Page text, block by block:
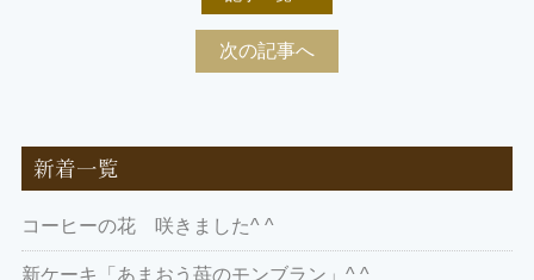
次の記事へ
新着一覧
コーヒーの花 咲きました^ ^
新ケーキ「あまおう苺のモンブラン」^ ^